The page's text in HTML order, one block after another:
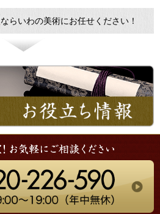
ならいわの美術にお任せください！